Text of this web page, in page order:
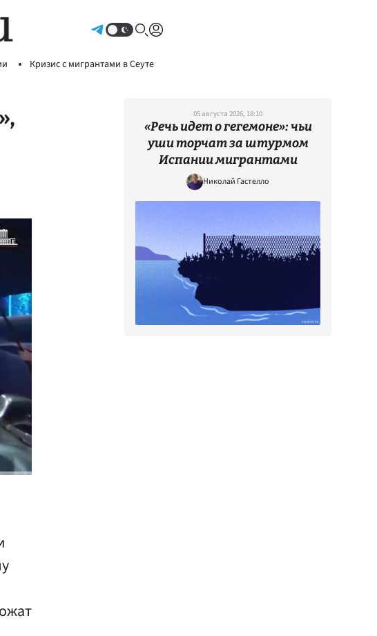
Кризис с мигрантами в Сеуте
05 августа 2026, 18:10
«Речь идет о гегемоне»: чьи
уши торчат за штурмом
Испании мигрантами
Николай Гастелло